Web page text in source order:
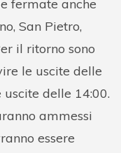
fermate anche
San Pietro,
il ritorno sono
le uscite delle
delle 14:00.
ammessi
essere